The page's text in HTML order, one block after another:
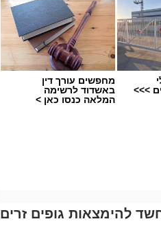
>>>
מחפשים עורך דין
באשדוד לרשימה
המלאה כנסו כאן >
להימצאות גופים זרים